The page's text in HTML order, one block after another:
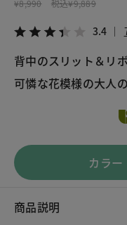
¥8,990 税込¥9,889
3.4
背中のスリット＆リ
可憐な花模様の大人
カラー
商品説明